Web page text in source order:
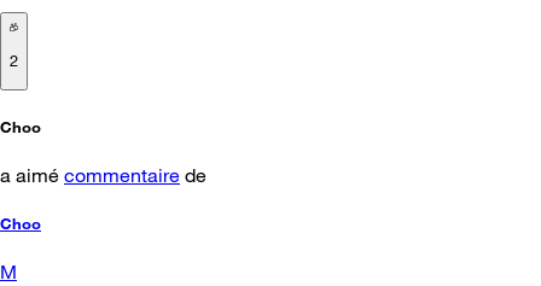
2
Choo
a aimé commentaire de
Choo
M